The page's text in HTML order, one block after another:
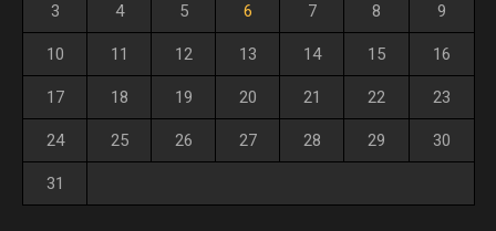
3 4 5 6 7 8 9
10 11 12 13 14 15 16
17 18 19 20 21 22 23
24 25 26 27 28 29 30
31